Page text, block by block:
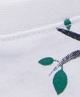
Парола